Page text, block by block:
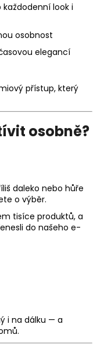
look i
osobnost
elegancí
přístup, který
osobně?
daleko nebo hůře
o výběr.
tisíce produktů, a
do našeho e-
i na dálku — a